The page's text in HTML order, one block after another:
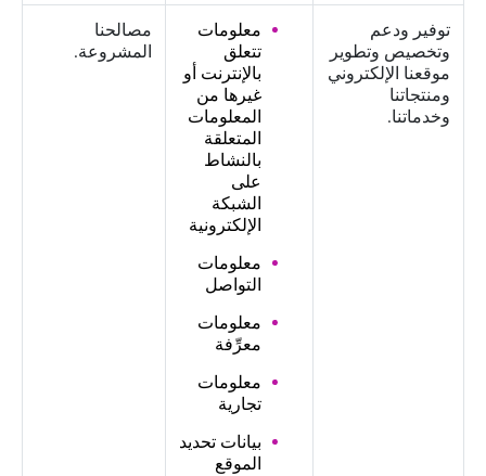
توفير ودعم
وتخصيص وتطوير
موقعنا الإلكتروني
ومنتجاتنا
وخدماتنا.
معلومات
تتعلق
بالإنترنت أو
غيرها من
المعلومات
المتعلقة
بالنشاط
على
الشبكة
الإلكترونية
معلومات
التواصل
معلومات
معرِّفة
معلومات
تجارية
بيانات تحديد
الموقع
مصالحنا
المشروعة.